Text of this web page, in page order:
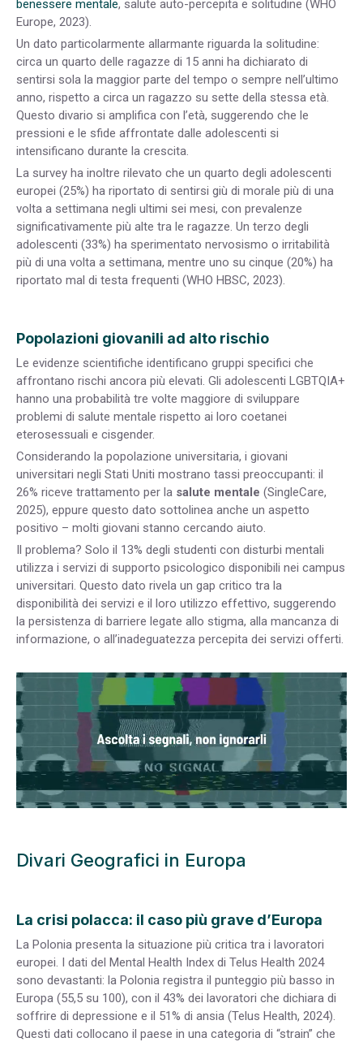
benessere mentale, salute auto-percepita e solitudine (WHO
Europe, 2023).
Un dato particolarmente allarmante riguarda la solitudine:
circa un quarto delle ragazze di 15 anni ha dichiarato di
sentirsi sola la maggior parte del tempo o sempre nell’ultimo
anno, rispetto a circa un ragazzo su sette della stessa età.
Questo divario si amplifica con l’età, suggerendo che le
pressioni e le sfide affrontate dalle adolescenti si
intensificano durante la crescita.
La survey ha inoltre rilevato che un quarto degli adolescenti
europei (25%) ha riportato di sentirsi giù di morale più di una
volta a settimana negli ultimi sei mesi, con prevalenze
significativamente più alte tra le ragazze. Un terzo degli
adolescenti (33%) ha sperimentato nervosismo o irritabilità
più di una volta a settimana, mentre uno su cinque (20%) ha
riportato mal di testa frequenti (WHO HBSC, 2023).
Popolazioni giovanili ad alto rischio
Le evidenze scientifiche identificano gruppi specifici che
affrontano rischi ancora più elevati. Gli adolescenti LGBTQIA+
hanno una probabilità tre volte maggiore di sviluppare
problemi di salute mentale rispetto ai loro coetanei
eterosessuali e cisgender.
Considerando la popolazione universitaria, i giovani
universitari negli Stati Uniti mostrano tassi preoccupanti: il
26% riceve trattamento per la salute mentale (SingleCare,
2025), eppure questo dato sottolinea anche un aspetto
positivo – molti giovani stanno cercando aiuto.
Il problema? Solo il 13% degli studenti con disturbi mentali
utilizza i servizi di supporto psicologico disponibili nei campus
universitari. Questo dato rivela un gap critico tra la
disponibilità dei servizi e il loro utilizzo effettivo, suggerendo
la persistenza di barriere legate allo stigma, alla mancanza di
informazione, o all’inadeguatezza percepita dei servizi offerti.
Divari Geografici in Europa
La crisi polacca: il caso più grave d’Europa
La Polonia presenta la situazione più critica tra i lavoratori
europei. I dati del Mental Health Index di Telus Health 2024
sono devastanti: la Polonia registra il punteggio più basso in
Europa (55,5 su 100), con il 43% dei lavoratori che dichiara di
soffrire di depressione e il 51% di ansia (Telus Health, 2024).
Questi dati collocano il paese in una categoria di “strain” che